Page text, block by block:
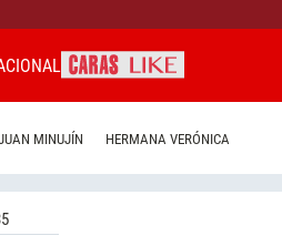
MINUJÍN HERMANA VERÓNICA